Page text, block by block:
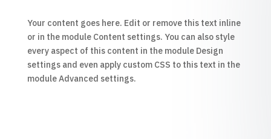
Your content goes here. Edit or remove this text inline
or in the module Content settings. You can also style
every aspect of this content in the module Design
settings and even apply custom CSS to this text in the
module Advanced settings.